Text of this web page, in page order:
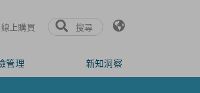
線上購買 搜尋
管理 新知洞察